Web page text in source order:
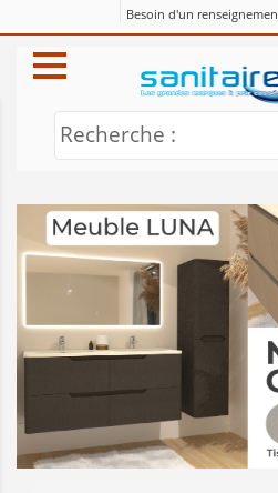
Besoin d'un
Recherche :